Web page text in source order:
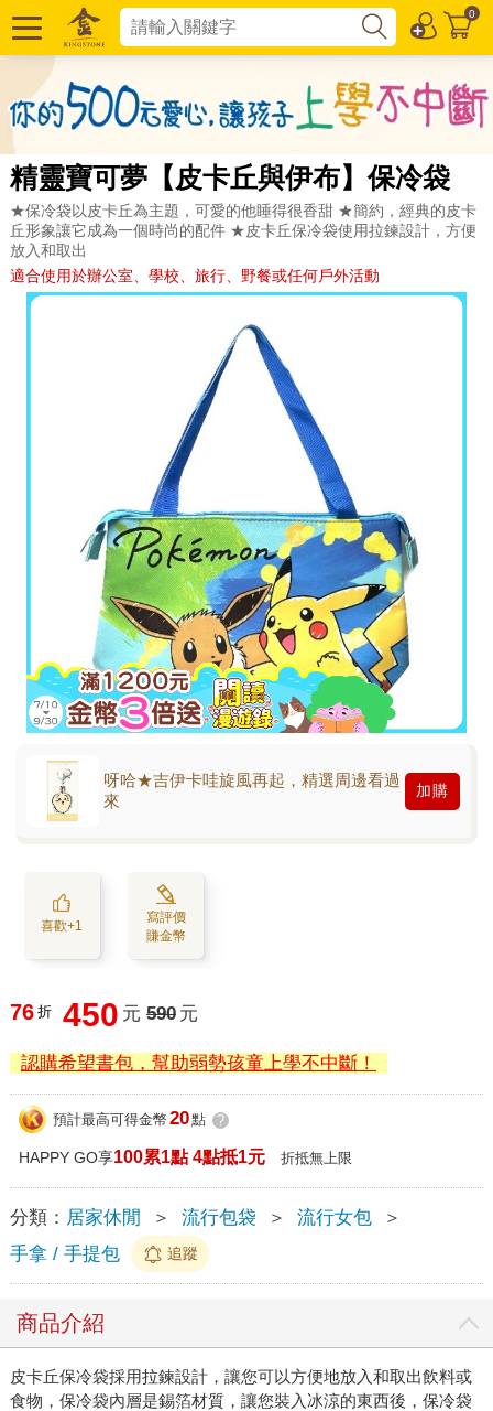
0
精靈寶可夢【皮卡丘與伊布】保冷袋
★保冷袋以皮卡丘為主題，可愛的他睡得很香甜 ★簡約，經典的皮卡
丘形象讓它成為一個時尚的配件 ★皮卡丘保冷袋使用拉鍊設計，方便
放入和取出
適合使用於辦公室、學校、旅行、野餐或任何戶外活動
呀哈★吉伊卡哇旋風再起，精選周邊看過
來
加購
喜歡+1
寫評價
賺金幣
76 折 450 元 590 元
認購希望書包，幫助弱勢孩童上學不中斷！
預計最高可得金幣 20點 ?
HAPPY GO享100累1點 4點抵1元 折抵無上限
分類： 居家休閒 ＞ 流行包袋 ＞ 流行女包
＞
手拿 / 手提包
追蹤
商品介紹
皮卡丘保冷袋採用拉鍊設計，讓您可以方便地放入和取出飲料或
食物，保冷袋內層是錫箔材質，讓您裝入冰涼的東西後，保冷袋